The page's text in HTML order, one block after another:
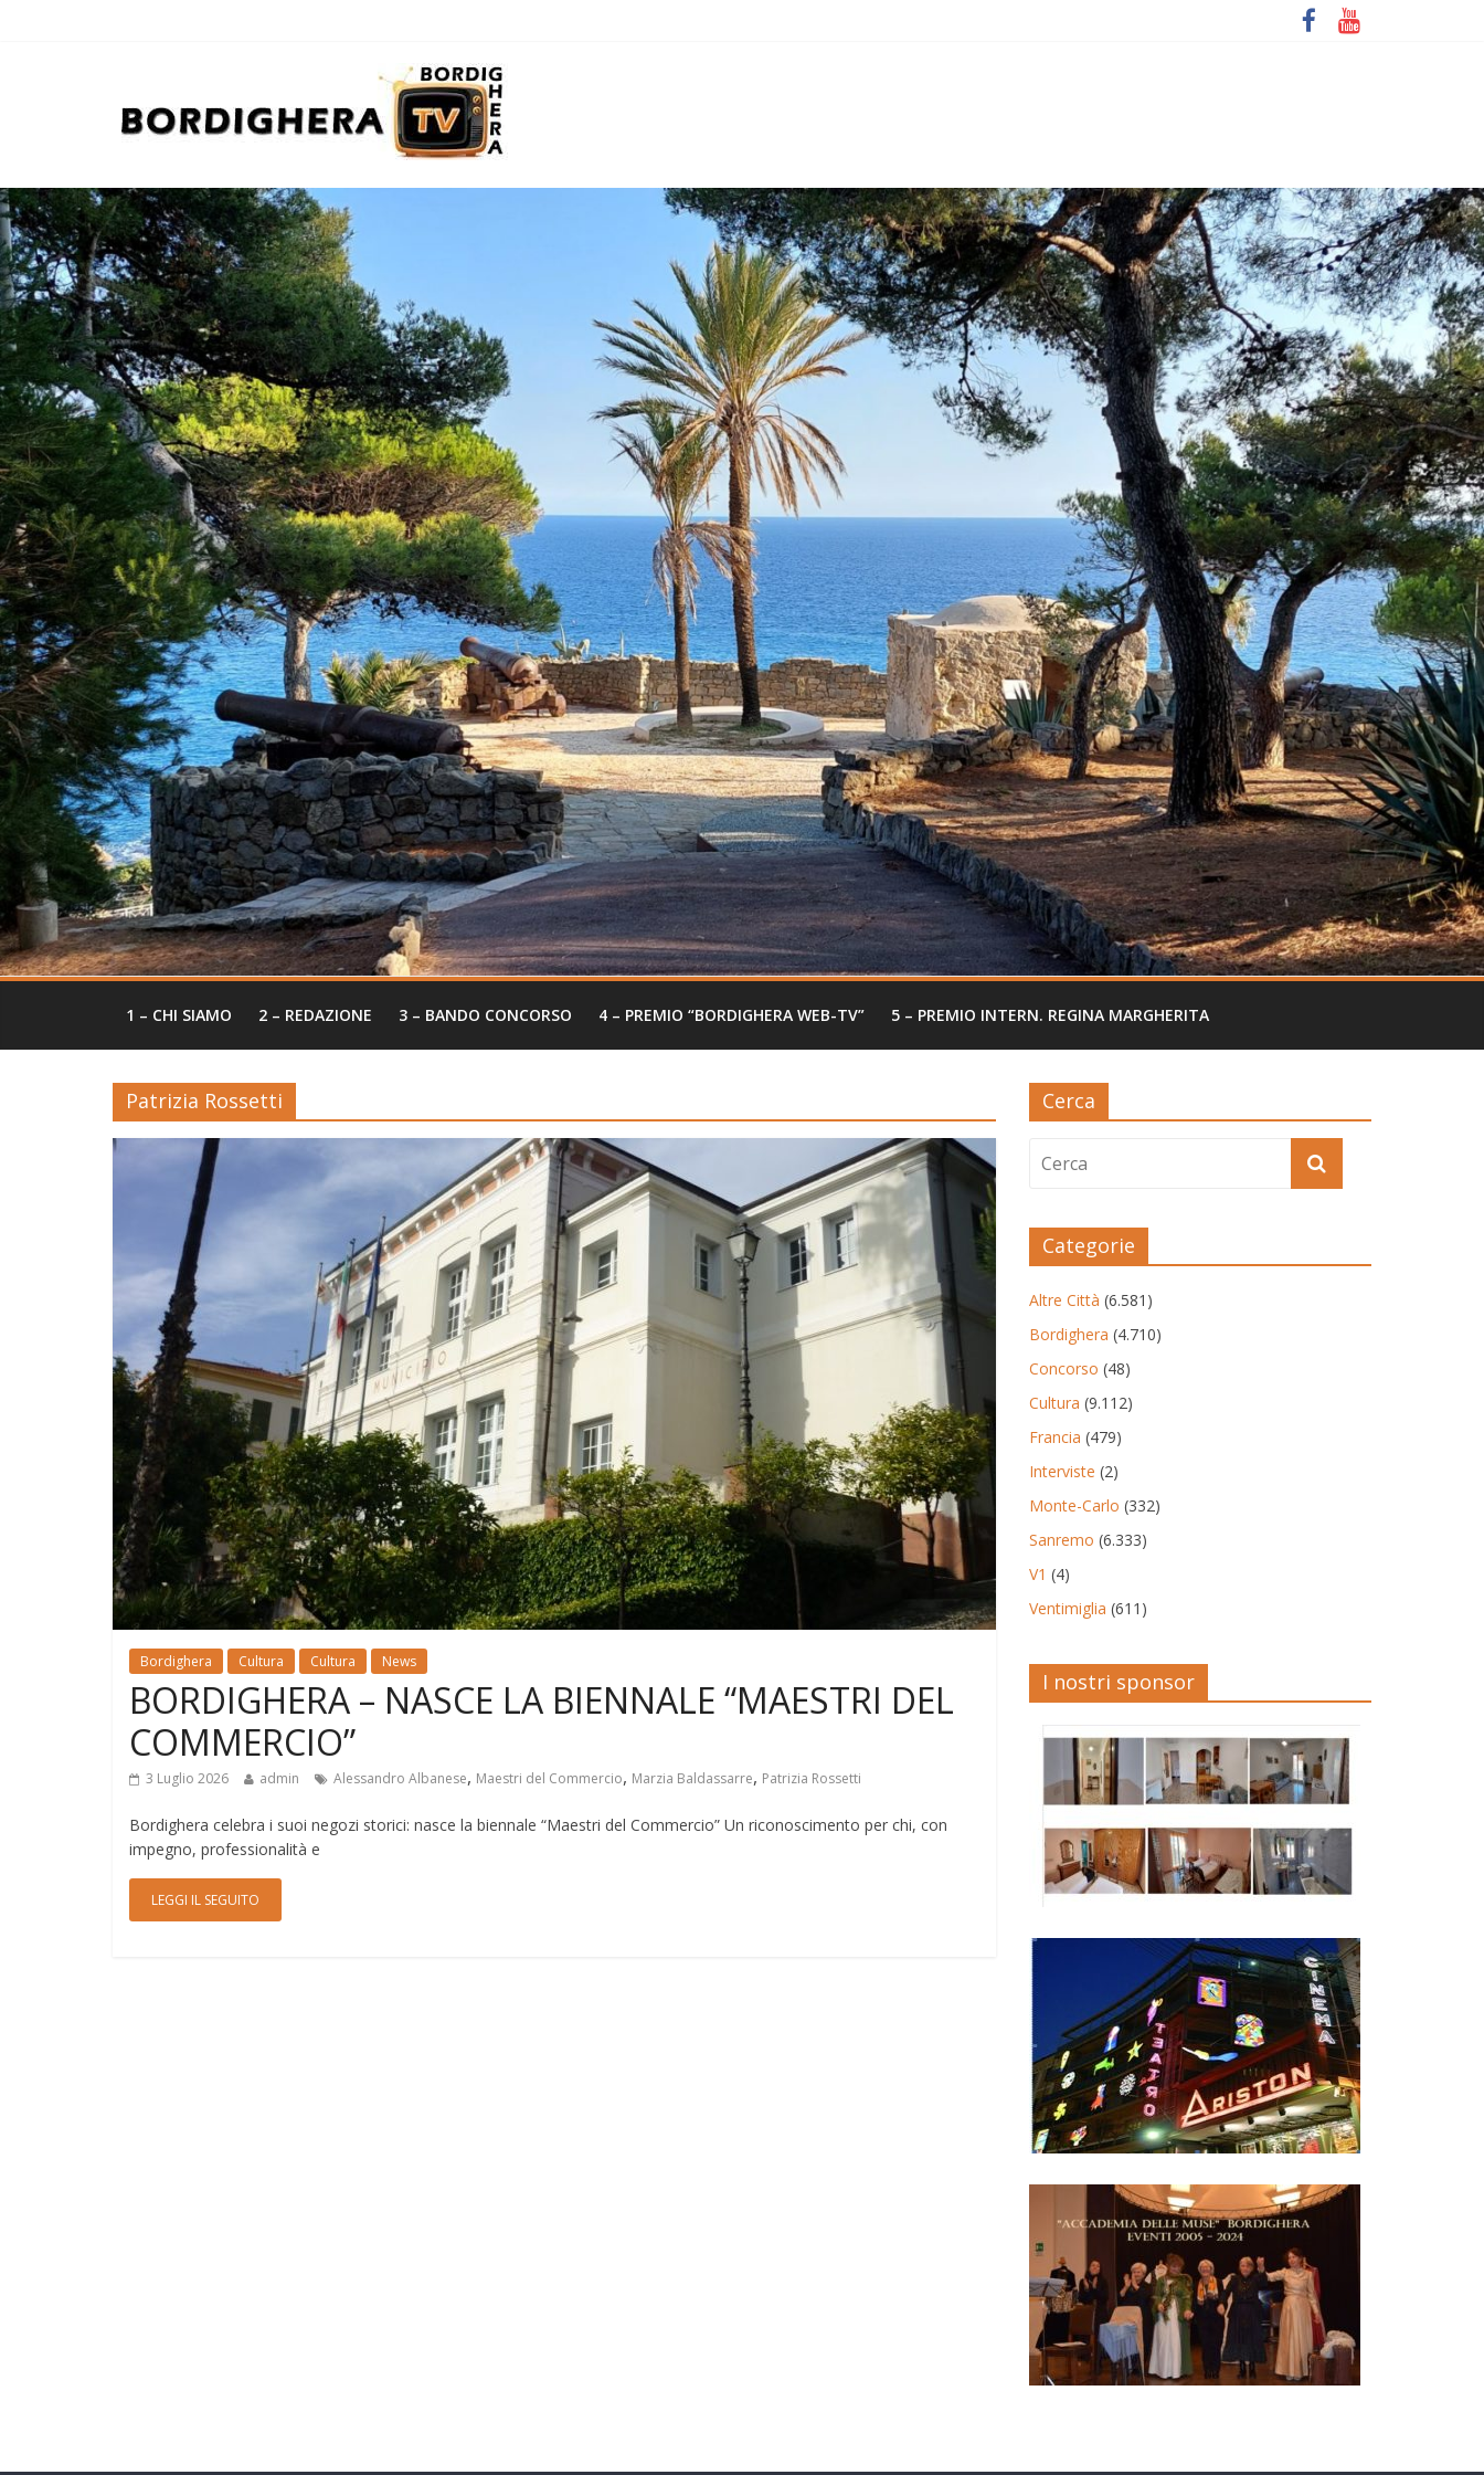
1 – CHI SIAMO 2 – REDAZIONE 3 – BANDO CONCORSO 4 – PREMIO “BORDIGHERA WEB-TV” 5 – PREMIO INTERN. REGINA MARGHERITA
Patrizia Rossetti
Bordighera Cultura Cultura News
BORDIGHERA – NASCE LA BIENNALE “MAESTRI DEL
COMMERCIO”
3 Luglio 2026 admin Alessandro Albanese, Maestri del Commercio, Marzia Baldassarre, Patrizia Rossetti
Bordighera celebra i suoi negozi storici: nasce la biennale “Maestri del Commercio” Un riconoscimento per chi, con
impegno, professionalità e
LEGGI IL SEGUITO
Cerca
Categorie
Altre Città (6.581)
Bordighera (4.710)
Concorso (48)
Cultura (9.112)
Francia (479)
Interviste (2)
Monte-Carlo (332)
Sanremo (6.333)
V1 (4)
Ventimiglia (611)
I nostri sponsor